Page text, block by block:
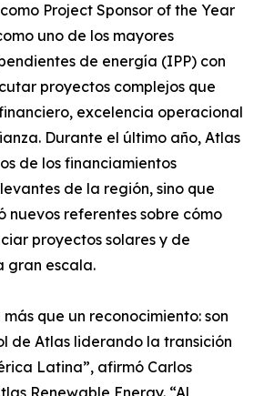
Project Sponsor of the Year
uno de los mayores
de energía (IPP) con
proyectos complejos que
excelencia operacional
Durante el último año, Atlas
de los financiamientos
de la región, sino que
nuevos referentes sobre cómo
proyectos solares y de
gran escala.
más que un reconocimiento: son
de Atlas liderando la transición
Latina”, afirmó Carlos